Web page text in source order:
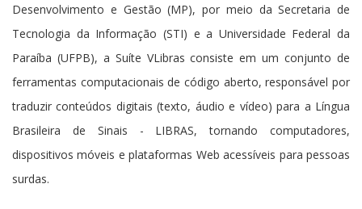
Desenvolvimento e Gestão (MP), por meio da Secretaria de
Tecnologia da Informação (STI) e a Universidade Federal da
Paraíba (UFPB), a Suíte VLibras consiste em um conjunto de
ferramentas computacionais de código aberto, responsável por
traduzir conteúdos digitais (texto, áudio e vídeo) para a Língua
Brasileira de Sinais - LIBRAS, tornando computadores,
dispositivos móveis e plataformas Web acessíveis para pessoas
surdas.